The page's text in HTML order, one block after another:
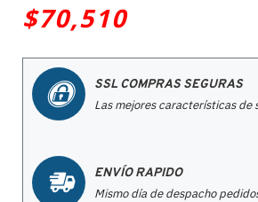
$70,510
SSL COMPRAS SEGURAS
Las mejores características de
ENVÍO RAPIDO
Mismo día de despacho